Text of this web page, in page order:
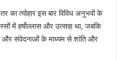
का त्योहार इस बार विविध अनुभवों के
में हर्षोल्लास और उत्साह था, जबकि
और संवेदनाओं के माध्यम से शांति और